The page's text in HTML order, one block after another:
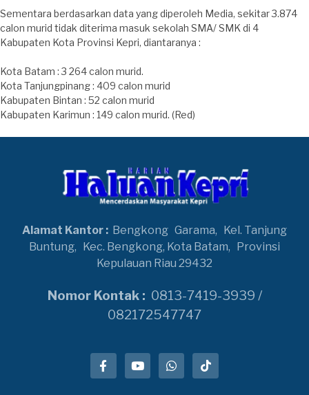
Sementara berdasarkan data yang diperoleh Media, sekitar 3.874
calon murid tidak diterima masuk sekolah SMA/ SMK di 4
Kabupaten Kota Provinsi Kepri, diantaranya :
Kota Batam : 3 264 calon murid.
Kota Tanjungpinang : 409 calon murid
Kabupaten Bintan : 52 calon murid
Kabupaten Karimun : 149 calon murid. (Red)
Alamat Kantor : Bengkong Garama, Kel. Tanjung
Buntung, Kec. Bengkong, Kota Batam, Provinsi
Kepulauan Riau 29432
Nomor Kontak : 0813-7419-3939 /
082172547747